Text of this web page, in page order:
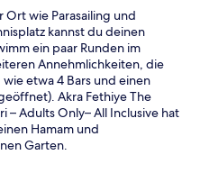
Ort wie Parasailing und
kannst du deinen
ein paar Runden im
Annehmlichkeiten, die
etwa 4 Bars und einen
Akra Fethiye The
– Adults Only– All Inclusive hat
Hamam und
Garten.